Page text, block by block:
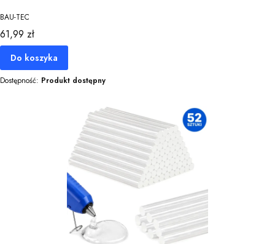
BAU-TEC
Cena
61,99 zł
Do koszyka
Dostępność: Produkt dostępny